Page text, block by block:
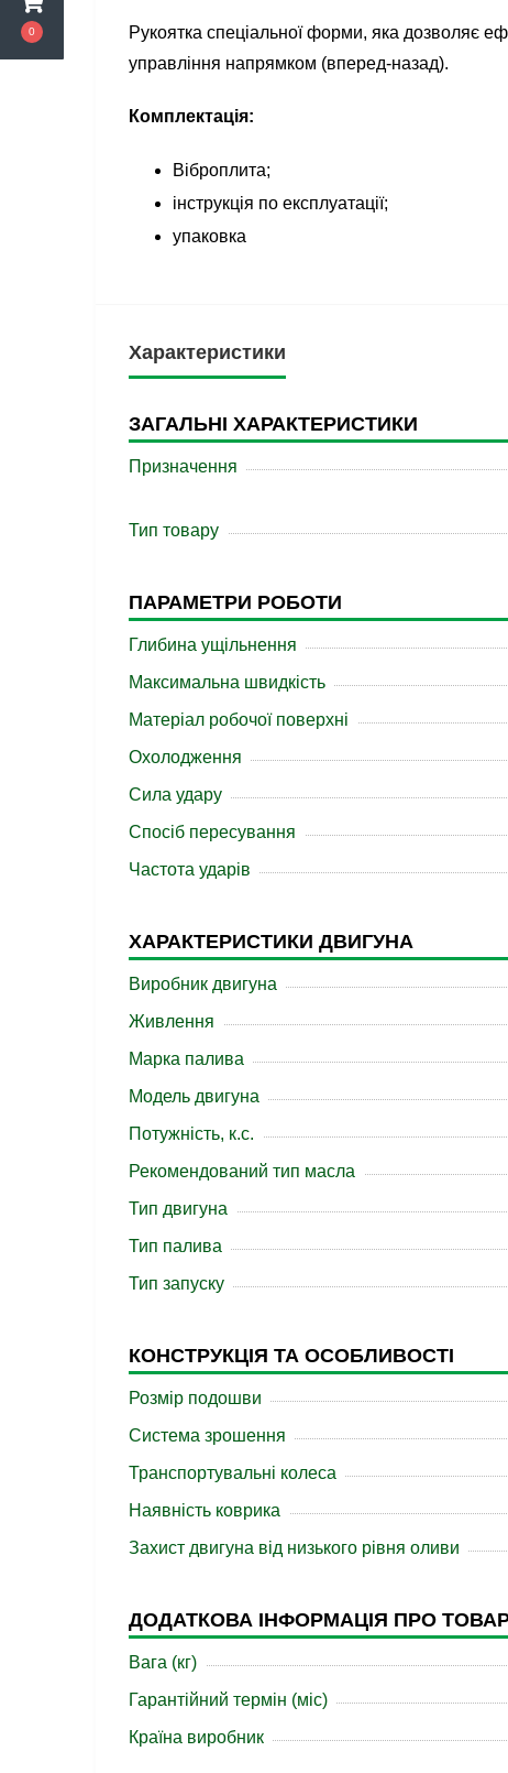
0
Рукоятка спеціальної форми, яка дозволяє
управління напрямком (вперед-назад).
Комплектація:
Віброплита;
інструкція по експлуатації;
упаковка
Характеристики
ЗАГАЛЬНІ ХАРАКТЕРИСТИКИ
Призначення
Тип товару
ПАРАМЕТРИ РОБОТИ
Глибина ущільнення
Максимальна швидкість
Матеріал робочої поверхні
Охолодження
Сила удару
Спосіб пересування
Частота ударів
ХАРАКТЕРИСТИКИ ДВИГУНА
Виробник двигуна
Живлення
Марка палива
Модель двигуна
Потужність, к.с.
Рекомендований тип масла
Тип двигуна
Тип палива
Тип запуску
КОНСТРУКЦІЯ ТА ОСОБЛИВОСТІ
Розмір подошви
Система зрошення
Транспортувальні колеса
Наявність коврика
Захист двигуна від низького рівня оливи
ДОДАТКОВА ІНФОРМАЦІЯ ПРО
Вага (кг)
Гарантійний термін (міс)
Країна виробник